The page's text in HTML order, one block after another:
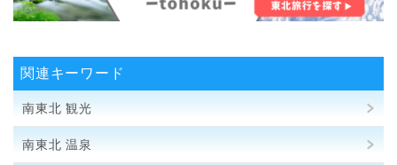
関連キーワード
南東北 観光
南東北 温泉